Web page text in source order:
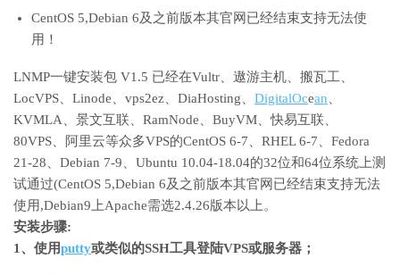
CentOS 5,Debian 6及之前版本其官网已经结束支持无法使
用！
LNMP一键安装包 V1.5 已经在Vultr、遨游主机、搬瓦工、
LocVPS、Linode、vps2ez、DiaHosting、 DigitalOcean
KVMLA、景文互联、RamNode、BuyVM、快易互联、
80VPS、阿里云等众多VPS的CentOS 6-7、RHEL 6-7、Fedora
21-28、Debian 7-9、Ubuntu 10.04-18.04的32位和64位系统上测
试通过(CentOS 5,Debian 6及之前版本其官网已经结束支持无法
使用,Debian9上Apache需选2.4.26版本以上。
安装步骤:
1、使用putty或类似的SSH工具登陆VPS或服务器；